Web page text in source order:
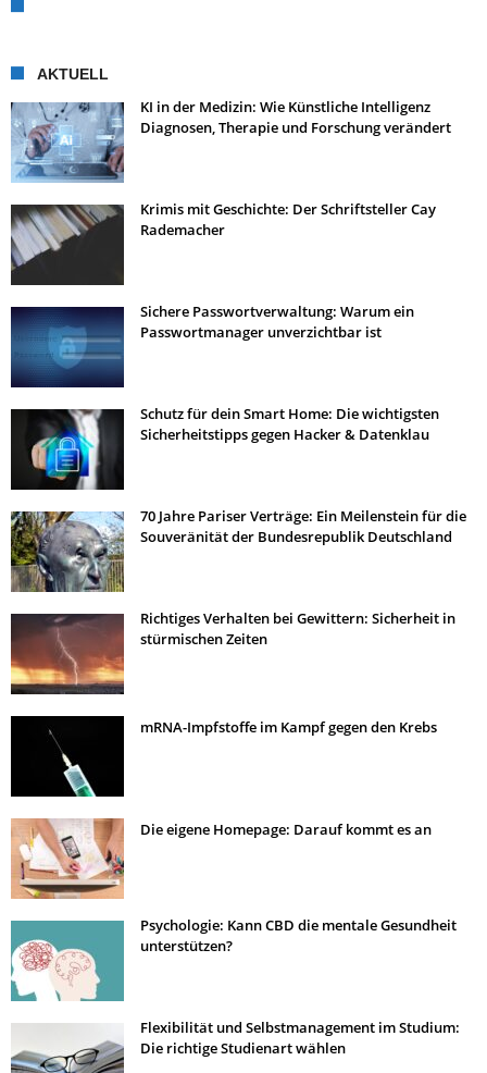
AKTUELL
KI in der Medizin: Wie Künstliche Intelligenz
Diagnosen, Therapie und Forschung verändert
Krimis mit Geschichte: Der Schriftsteller Cay
Rademacher
Sichere Passwortverwaltung: Warum ein
Passwortmanager unverzichtbar ist
Schutz für dein Smart Home: Die wichtigsten
Sicherheitstipps gegen Hacker & Datenklau
70 Jahre Pariser Verträge: Ein Meilenstein für die
Souveränität der Bundesrepublik Deutschland
Richtiges Verhalten bei Gewittern: Sicherheit in
stürmischen Zeiten
mRNA-Impfstoffe im Kampf gegen den Krebs
Die eigene Homepage: Darauf kommt es an
Psychologie: Kann CBD die mentale Gesundheit
unterstützen?
Flexibilität und Selbstmanagement im Studium:
Die richtige Studienart wählen